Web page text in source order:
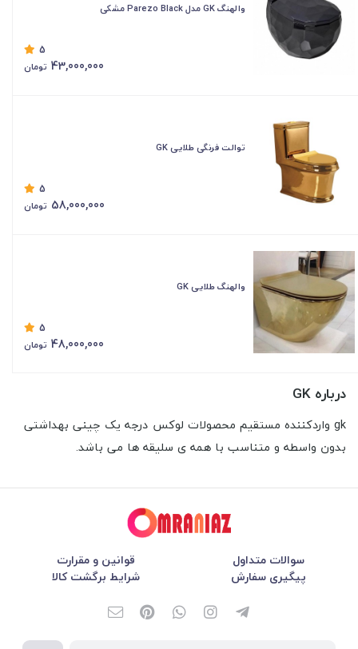
والهنگ GK مدل Parezo Black مشکی
5
43,000,000 تومان
توالت فرنگی طلایی GK
5
58,000,000 تومان
والهنگ طلایی GK
5
48,000,000 تومان
درباره GK
gk واردکننده مستقیم محصولات لوكس درجه یک چینی بهداشتی
بدون واسطه و متناسب با همه ی سلیقه ها می باشد.
سوالات متداول
قوانین و مقرارت
پیگیری سفارش
شرایط برگشت کالا